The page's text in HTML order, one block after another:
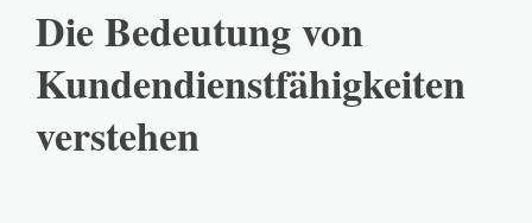
Die Bedeutung von
Kundendienstfähigkeiten
verstehen